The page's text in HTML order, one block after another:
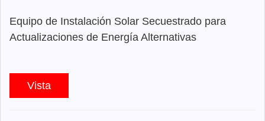
Equipo de Instalación Solar Secuestrado para
Actualizaciones de Energía Alternativas
Vista